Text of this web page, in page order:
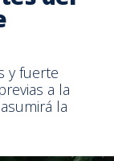
y fuerte
a la
la